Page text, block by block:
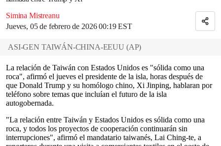
Simina Mistreanu
Jueves, 05 de febrero de 2026 00:19 EST
ASI-GEN TAIWÁN-CHINA-EEUU (AP)
La relación de Taiwán con Estados Unidos es "sólida como una
roca", afirmó el jueves el presidente de la isla, horas después de
que Donald Trump y su homólogo chino, Xi Jinping, hablaran por
teléfono sobre temas que incluían el futuro de la isla
autogobernada.
"La relación entre Taiwán y Estados Unidos es sólida como una
roca, y todos los proyectos de cooperación continuarán sin
interrupciones", afirmó el mandatario taiwanés, Lai Ching-te, a